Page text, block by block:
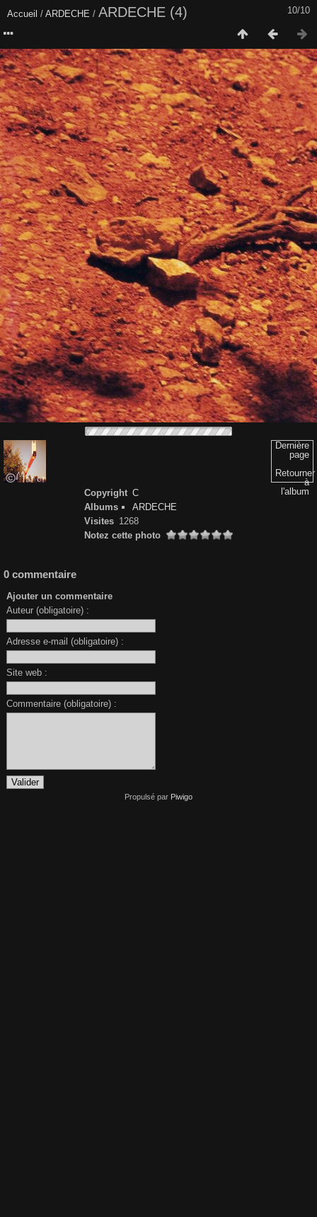
10/10
Accueil / ARDECHE / ARDECHE (4)
Dernière
page
Retourner
à
l'album
Copyright C
Albums
ARDECHE
Visites 1268
Notez cette photo
0 commentaire
Ajouter un commentaire
Auteur (obligatoire) :
Adresse e-mail (obligatoire) :
Site web :
Commentaire (obligatoire) :
Propulsé par Piwigo